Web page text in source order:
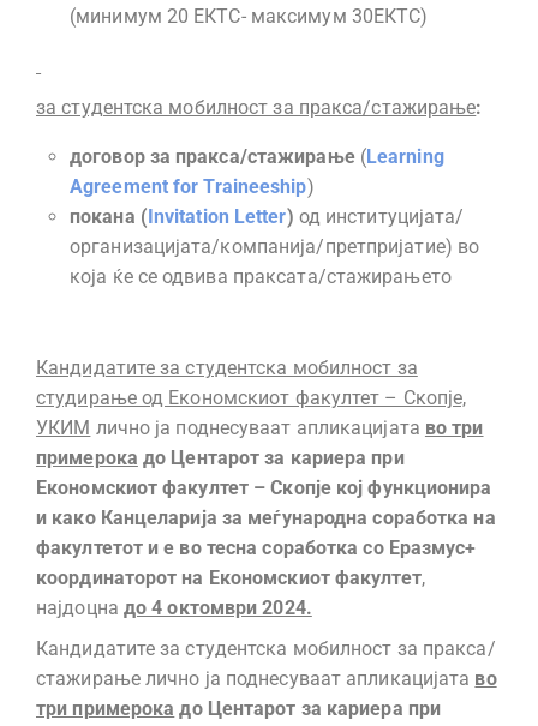
(минимум 20 ЕКТС- максимум 30ЕКТС)
за студентска мобилност за пракса/стажирање:
договор за пракса/стажирање(Learning
Аgreement for Traineeship)
покана (Invitation Letter) од институцијата/
организацијата/компанија/претпријатие) во
која ќе се одвива праксата/стажирањето
Кандидатите за студентска мобилност за
студирање од Економскиот факултет – Скопје,
УКИМ лично ја поднесуваат апликацијата во три
примерока до Центарот за кариера при
Економскиот факултет – Скопје кој функционира
и како Канцеларија за меѓународна соработка на
факултетот и е во тесна соработка со Еразмус+
координаторот на Економскиот факултет,
најдоцна до 4 октомври 2024.
Кандидатите за студентска мобилност за пракса/
стажирање лично ја поднесуваат апликацијата во
три примерока до Центарот за кариера при